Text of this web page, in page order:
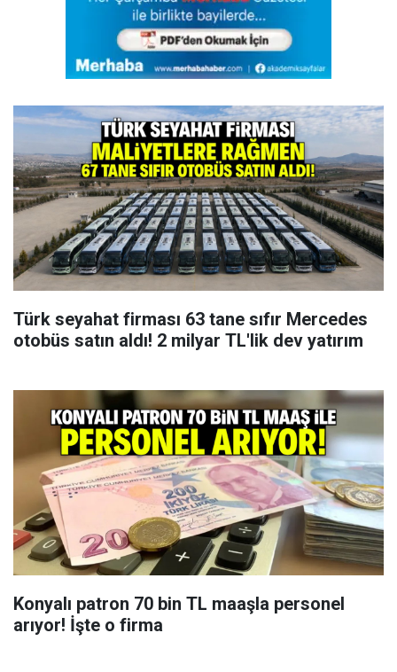
Türk seyahat firması 63 tane sıfır Mercedes
otobüs satın aldı! 2 milyar TL'lik dev yatırım
Konyalı patron 70 bin TL maaşla personel
arıyor! İşte o firma